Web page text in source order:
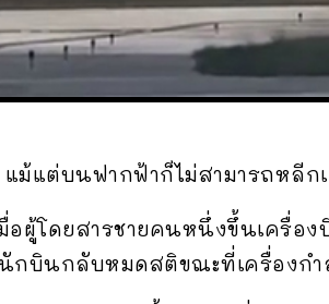
ม้แต่บนฟากฟ้าก็ไม่สามารถหลีก
ผู้โดยสารชายคนหนึ่งขึ้นเครื่อง
บินกลับหมดสติขณะที่เครื่องกำ